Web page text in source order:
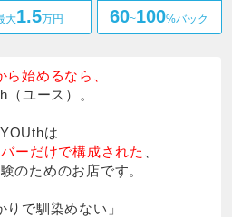
大1.5万円 60~100%バック
ら始めるなら、
（ユース）。
YOUthは
ーだけで構成された
のためのお店です。
りで馴染めない」